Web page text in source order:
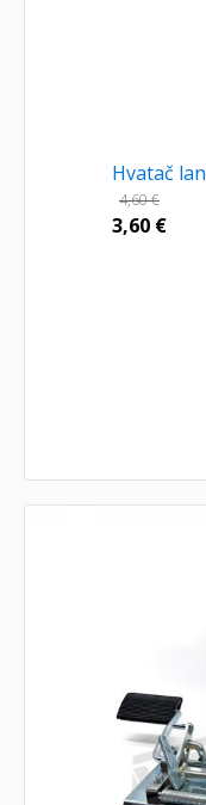
Hvatač
4,60€
3,60 €